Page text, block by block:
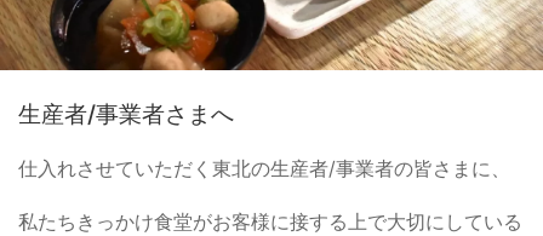
生産者/事業者さまへ
仕入れさせていただく東北の生産者/事業者の皆さまに、
私たちきっかけ食堂がお客様に接する上で大切にしている